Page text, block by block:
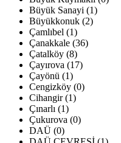
Büyük Sanayi (1)
Büyükkonuk (2)
Çamlıbel (1)
Çanakkale (36)
Çatalköy (8)
Çayırova (17)
Çayönü (1)
Cengizköy (0)
Cihangir (1)
Çınarlı (1)
Çukurova (0)
DAÜ (0)